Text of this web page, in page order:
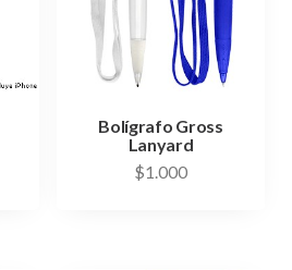
Bolígrafo Gross
Lanyard
$1.000